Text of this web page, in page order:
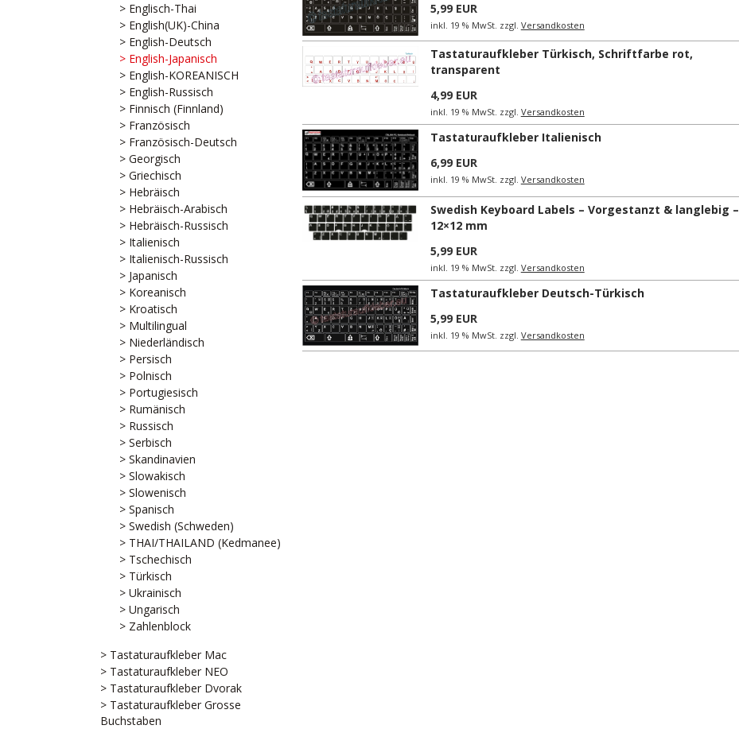
> Englisch-Thai
> English(UK)-China
> English-Deutsch
> English-Japanisch
> English-KOREANISCH
> English-Russisch
> Finnisch (Finnland)
> Französisch
> Französisch-Deutsch
> Georgisch
> Griechisch
> Hebräisch
> Hebräisch-Arabisch
> Hebräisch-Russisch
> Italienisch
> Italienisch-Russisch
> Japanisch
> Koreanisch
> Kroatisch
> Multilingual
> Niederländisch
> Persisch
> Polnisch
> Portugiesisch
> Rumänisch
> Russisch
> Serbisch
> Skandinavien
> Slowakisch
> Slowenisch
> Spanisch
> Swedish (Schweden)
> THAI/THAILAND (Kedmanee)
> Tschechisch
> Türkisch
> Ukrainisch
> Ungarisch
> Zahlenblock
> Tastaturaufkleber Mac
> Tastaturaufkleber NEO
> Tastaturaufkleber Dvorak
> Tastaturaufkleber Grosse
Buchstaben
5,99 EUR
inkl. 19 % MwSt. zzgl. Versandkosten
Tastaturaufkleber Türkisch, Schriftfarbe rot,
transparent
4,99 EUR
inkl. 19 % MwSt. zzgl. Versandkosten
Tastaturaufkleber Italienisch
6,99 EUR
inkl. 19 % MwSt. zzgl. Versandkosten
Swedish Keyboard Labels – Vorgestanzt & langlebig –
12×12 mm
5,99 EUR
inkl. 19 % MwSt. zzgl. Versandkosten
Tastaturaufkleber Deutsch-Türkisch
5,99 EUR
inkl. 19 % MwSt. zzgl. Versandkosten